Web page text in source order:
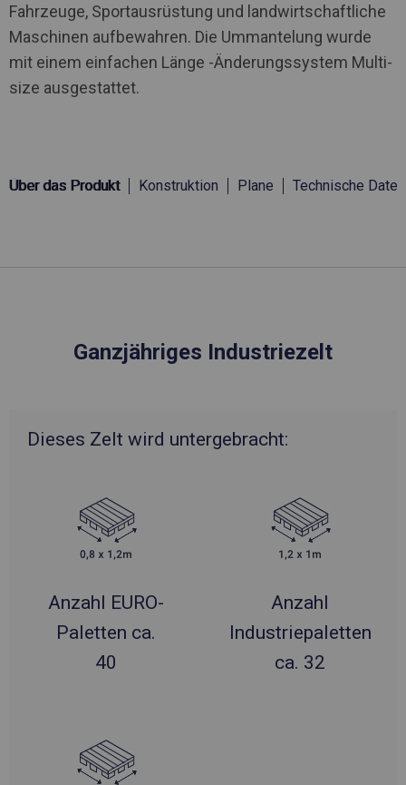
Fahrzeuge, Sportausrüstung und landwirtschaftliche
Maschinen aufbewahren. Die Ummantelung wurde
mit einem einfachen Länge -Änderungssystem Multi-
size ausgestattet.
Über das Produkt Konstruktion Plane Technische Daten
Ganzjähriges Industriezelt
Dieses Zelt wird untergebracht:
Anzahl EURO-
Paletten ca.
40
Anzahl
Industriepaletten
ca. 32